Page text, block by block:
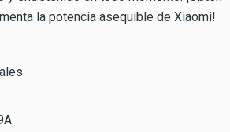
la potencia asequible de Xiaomi!